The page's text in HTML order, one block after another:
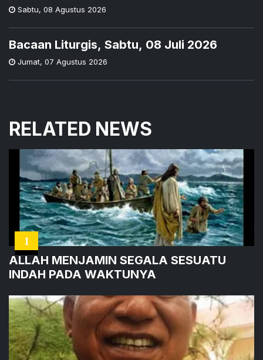
Sabtu, 08 Agustus 2026
Bacaan Liturgis, Sabtu, 08 Juli 2026
Jumat, 07 Agustus 2026
RELATED NEWS
1
ALLAH MENJAMIN SEGALA SESUATU
INDAH PADA WAKTUNYA